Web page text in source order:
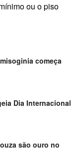
ou o piso
começa
Dia Internacional
são ouro no